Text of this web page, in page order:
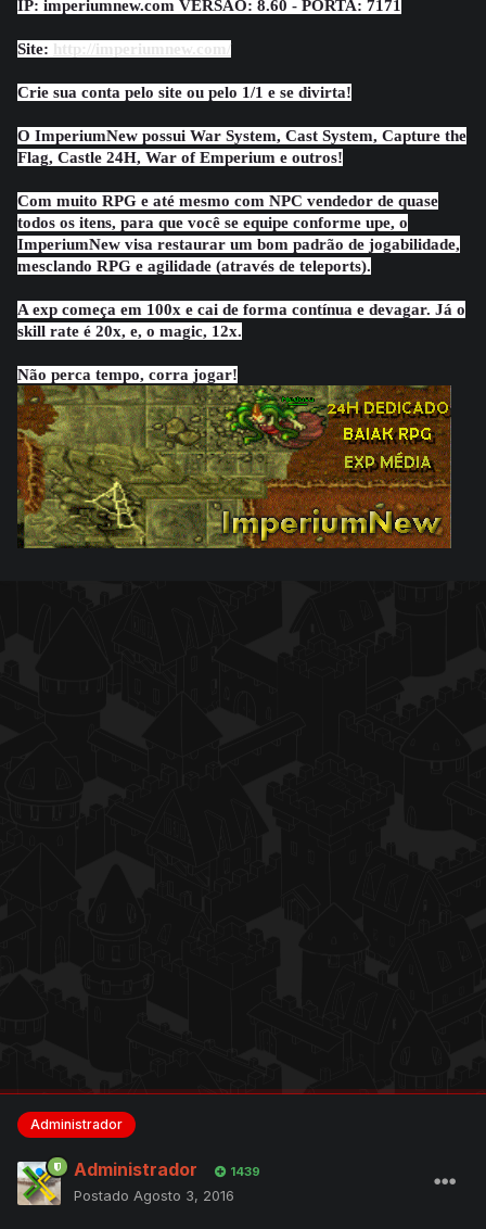
IP: imperiumnew.com VERSÃO: 8.60 - PORTA: 7171
Site: http://imperiumnew.com/
Crie sua conta pelo site ou pelo 1/1 e se divirta!
O ImperiumNew possui War System, Cast System, Capture the
Flag, Castle 24H, War of Emperium e outros!
Com muito RPG e até mesmo com NPC vendedor de quase
todos os itens, para que você se equipe conforme upe, o
ImperiumNew visa restaurar um bom padrão de jogabilidade,
mesclando RPG e agilidade (através de teleports).
A exp começa em 100x e cai de forma contínua e devagar. Já o
skill rate é 20x, e, o magic, 12x.
Não perca tempo, corra jogar!
Administrador
Administrador 1439
Postado Agosto 3, 2016